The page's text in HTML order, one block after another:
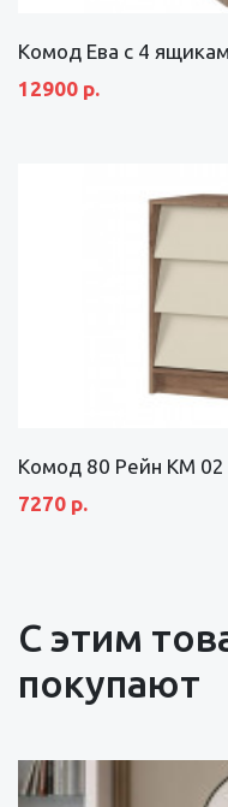
Комод Ева с 4
12900 р.
Комод 80 Рейн КМ 02
7270 р.
С этим
покупают